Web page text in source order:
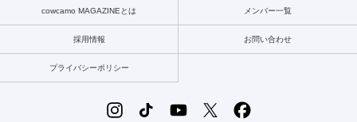
cowcamo MAGAZINEとは メンバー一覧
採用情報 お問い合わせ
プライバシーポリシー